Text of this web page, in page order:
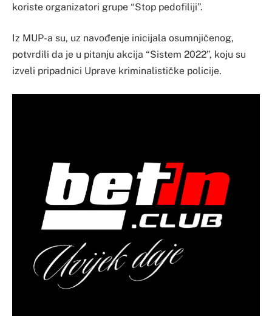
koriste organizatori grupe “Stop pedofiliji”.
Iz MUP-a su, uz navođenje inicijala osumnjičenog,
potvrdili da je u pitanju akcija “Sistem 2022”, koju su
izveli pripadnici Uprave kriminalističke policije.